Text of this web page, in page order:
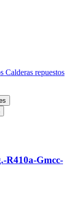
Calderas repuestos
R410a-Gmcc-